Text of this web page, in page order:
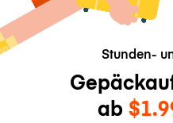
Stunden-
ab